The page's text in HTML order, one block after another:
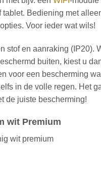
Bediening met
Voor ieder wat wils!
stof en aanraking (IP20).
buiten, kiest u
voor een bescherming
in de volle regen. Het
de juiste bescherming!
wit Premium
wit premium